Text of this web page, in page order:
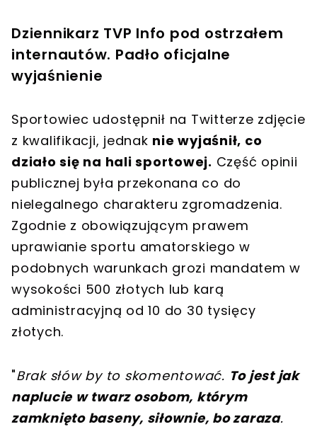
Dziennikarz TVP Info pod ostrzałem
internautów. Padło oficjalne
wyjaśnienie
Sportowiec udostępnił na Twitterze zdjęcie
z kwalifikacji, jednak nie wyjaśnił, co
działo się na hali sportowej. Część opinii
publicznej była przekonana co do
nielegalnego charakteru zgromadzenia.
Zgodnie z obowiązującym prawem
uprawianie sportu amatorskiego w
podobnych warunkach grozi mandatem w
wysokości 500 złotych lub karą
administracyjną od 10 do 30 tysięcy
złotych.
"Brak słów by to skomentować. To jest jak
naplucie w twarz osobom, którym
zamknięto baseny, siłownie, bo zaraza.